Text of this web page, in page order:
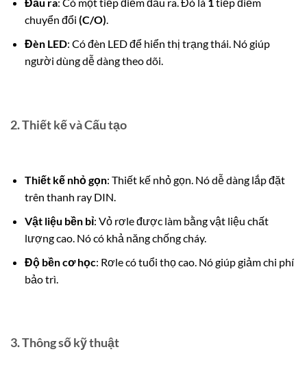
Đầu ra: Có một tiếp điểm đầu ra.Đó là 1tiếp điểm
chuyển đổi (C/O).
Đèn LED: Có đèn LED để hiển thị trạng thái.Nó giúp
người dùng dễ dàng theo dõi.
2. Thiết kế và Cấu tạo
Thiết kế nhỏ gọn: Thiết kế nhỏ gọn. Nó dễ dàng lắp đặt
trên thanh ray DIN.
Vật liệu bền bỉ: Vỏ rơle được làm bằng vật liệu chất
lượng cao. Nó có khả năng chống cháy.
Độ bền cơ học: Rơle có tuổi thọ cao. Nó giúp giảm chi phí
bảo trì.
3. Thông số kỹ thuật